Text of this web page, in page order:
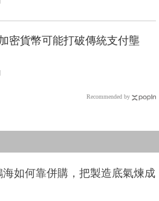
密貨幣可能打破傳統支付壟
Recommended by
海如何靠併購，把製造底氣煉成